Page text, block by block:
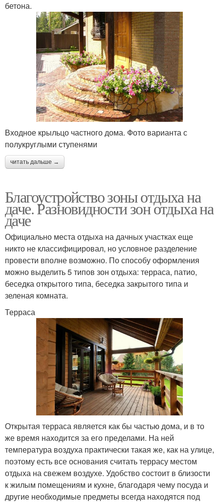
бетона.
Входное крыльцо частного дома. Фото варианта с
полукруглыми ступенями
читать дальше →
Благоустройство зоны отдыха на
даче. Разновидности зон отдыха на
даче
Официально места отдыха на дачных участках еще
никто не классифицировал, но условное разделение
провести вполне возможно. По способу оформления
можно выделить 5 типов зон отдыха: терраса, патио,
беседка открытого типа, беседка закрытого типа и
зеленая комната.
Терраса
Открытая терраса является как бы частью дома, и в то
же время находится за его пределами. На ней
температура воздуха практически такая же, как на улице,
поэтому есть все основания считать террасу местом
отдыха на свежем воздухе. Удобство состоит в близости
к жилым помещениям и кухне, благодаря чему посуда и
другие необходимые предметы всегда находятся под